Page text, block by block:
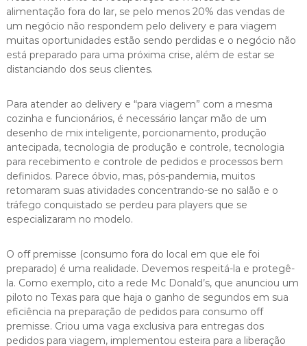
alimentação fora do lar, se pelo menos 20% das vendas de
um negócio não respondem pelo delivery e para viagem
muitas oportunidades estão sendo perdidas e o negócio não
está preparado para uma próxima crise, além de estar se
distanciando dos seus clientes.
Para atender ao delivery e “para viagem” com a mesma
cozinha e funcionários, é necessário lançar mão de um
desenho de mix inteligente, porcionamento, produção
antecipada, tecnologia de produção e controle, tecnologia
para recebimento e controle de pedidos e processos bem
definidos. Parece óbvio, mas, pós-pandemia, muitos
retomaram suas atividades concentrando-se no salão e o
tráfego conquistado se perdeu para players que se
especializaram no modelo.
O off premisse (consumo fora do local em que ele foi
preparado) é uma realidade. Devemos respeitá-la e protegê-
la. Como exemplo, cito a rede Mc Donald’s, que anunciou um
piloto no Texas para que haja o ganho de segundos em sua
eficiência na preparação de pedidos para consumo off
premisse. Criou uma vaga exclusiva para entregas dos
pedidos para viagem, implementou esteira para a liberação